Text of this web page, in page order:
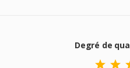
Degré de